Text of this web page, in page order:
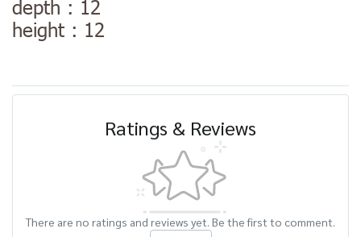
depth : 12
height : 12
Ratings & Reviews
There are no ratings and reviews yet. Be the first to comment.